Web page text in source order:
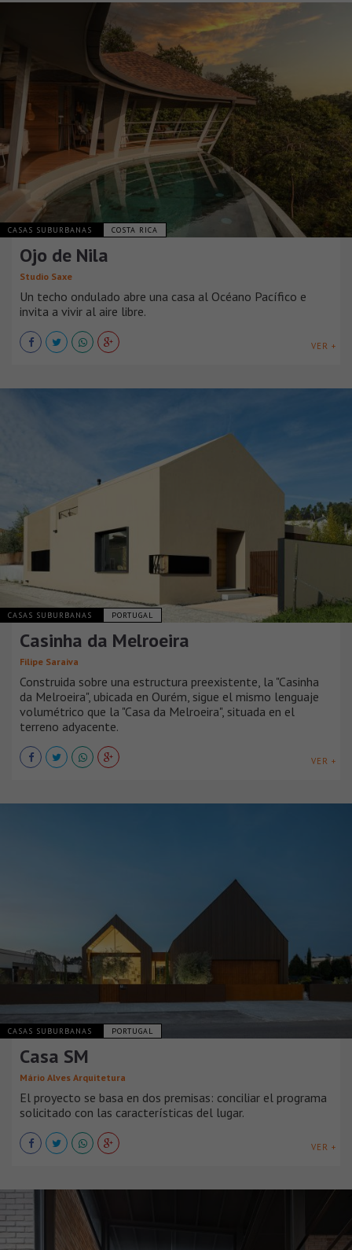
CASAS SUBURBANAS COSTA RICA
Ojo de Nila
Studio Saxe
Un techo ondulado abre una casa al Océano Pacífico e
invita a vivir al aire libre.
VER +
CASAS SUBURBANAS PORTUGAL
Casinha da Melroeira
Filipe Saraiva
Construida sobre una estructura preexistente, la "Casinha
da Melroeira", ubicada en Ourém, sigue el mismo lenguaje
volumétrico que la "Casa da Melroeira", situada en el
terreno adyacente.
VER +
CASAS SUBURBANAS PORTUGAL
Casa SM
Mário Alves Arquitetura
El proyecto se basa en dos premisas: conciliar el programa
solicitado con las características del lugar.
VER +